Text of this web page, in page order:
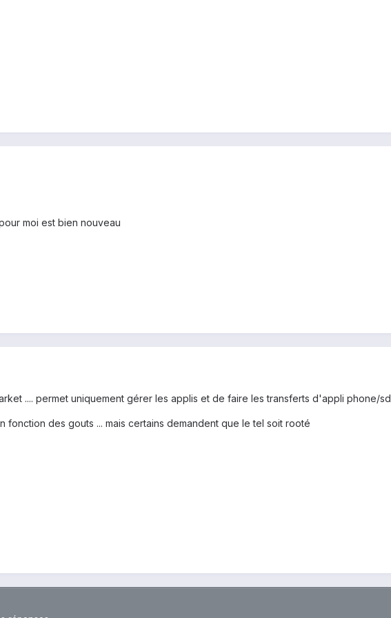
moi est bien nouveau
.... permet uniquement gérer les applis et de faire les transferts d'appli phone/sd
des gouts ... mais certains demandent que le tel soit rooté